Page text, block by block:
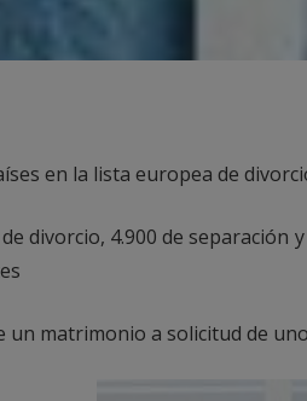
en la lista europea de
divorcio, 4.900 de
matrimonio a solicitud de